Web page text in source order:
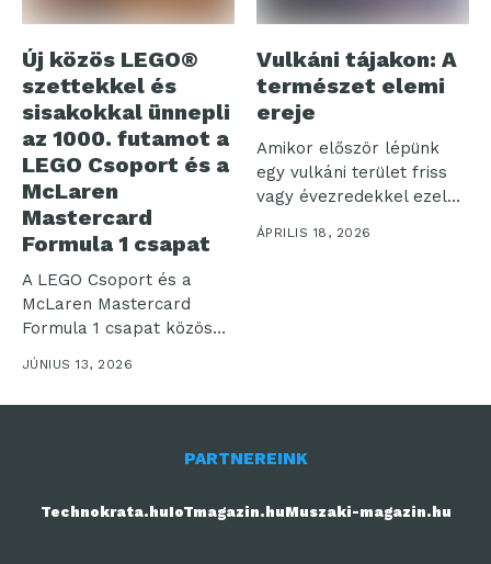
Új közös LEGO®
szettekkel és
sisakokkal ünnepli
az 1000. futamot a
LEGO Csoport és a
McLaren
Mastercard
Formula 1 csapat
A LEGO Csoport és a
McLaren Mastercard
Formula 1 csapat közösen
ünnepli...
JÚNIUS 13, 2026
Vulkáni tájakon: A
természet elemi
ereje
Amikor először lépünk
egy vulkáni terület friss
vagy évezredekkel ezelőtt
megszilárdult talajára,...
ÁPRILIS 18, 2026
PARTNEREINK
Technokrata.huIoTmagazin.huMuszaki-magazin.hu